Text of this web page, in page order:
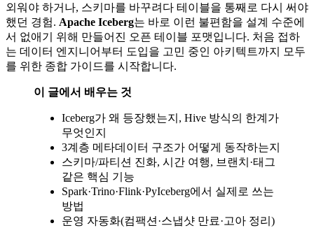
외워야 하거나, 스키마를 바꾸려다 테이블을 통째로 다시 써야
했던 경험. Apache Iceberg는 바로 이런 불편함을 설계 수준에
서 없애기 위해 만들어진 오픈 테이블 포맷입니다. 처음 접하
는 데이터 엔지니어부터 도입을 고민 중인 아키텍트까지 모두
를 위한 종합 가이드를 시작합니다.
이 글에서 배우는 것
Iceberg가 왜 등장했는지, Hive 방식의 한계가
무엇인지
3계층 메타데이터 구조가 어떻게 동작하는지
스키마/파티션 진화, 시간 여행, 브랜치·태그
같은 핵심 기능
Spark·Trino·Flink·PyIceberg에서 실제로 쓰는
방법
운영 자동화(컴팩션·스냅샷 만료·고아 정리)